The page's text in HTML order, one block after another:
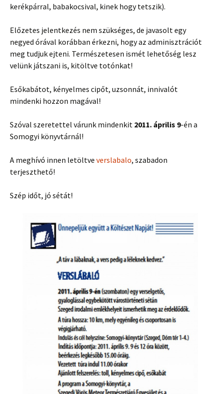
kerékpárral, babakocsival, kinek hogy tetszik).
Előzetes jelentkezés nem szükséges, de javasolt egy
negyed órával korábban érkezni, hogy az adminisztrációt
meg tudjuk ejteni. Természetesen ismét lehetőség lesz
velünk játszani is, kitöltve totónkat!
Esőkabátot, kényelmes cipőt, uzsonnát, innivalót
mindenki hozzon magával!
Szóval szeretettel várunk mindenkit 2011. április 9-én a
Somogyi könyvtárnál!
A meghívó innen letöltve verslabalo, szabadon
terjeszthető!
Szép időt, jó sétát!